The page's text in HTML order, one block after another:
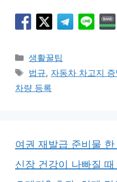
카
테
리
생활꿀팁
태
그
법규, 자동차 차고지 증
차량 등록
여권 재발급 준비물 한
신장 건강이 나빠질